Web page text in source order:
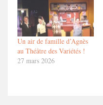
Un air de famille d’Agnès
au Théâtre des Variétés !
27 mars 2026